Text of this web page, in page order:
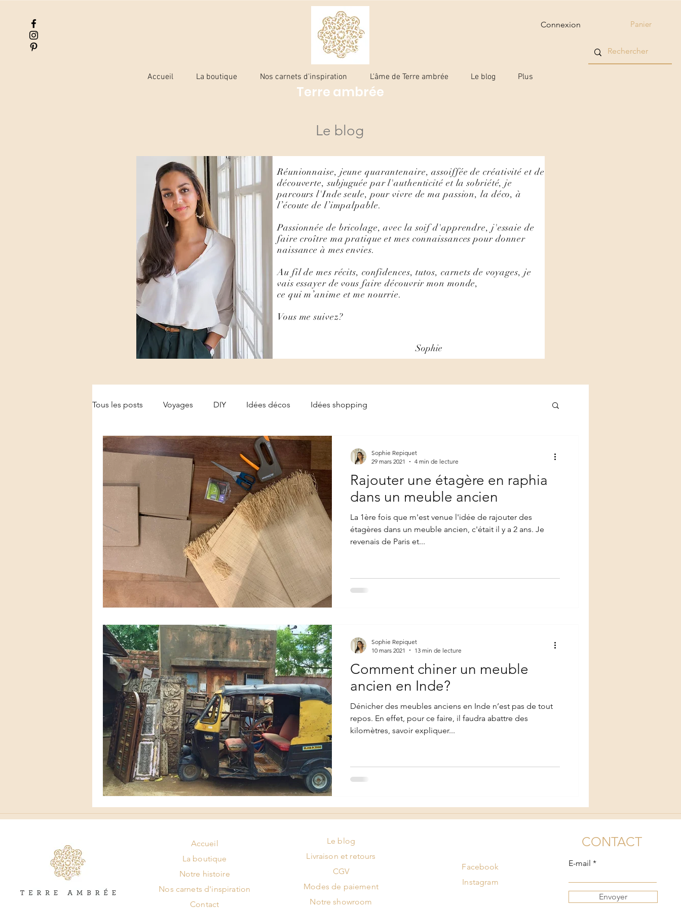
Panier
Connexion
Accueil La boutique Nos carnets d'inspiration L'âme de Terre ambrée Le blog Plus
Terre ambrée
Le blog
Sophie
Réunionnaise, jeune quarantenaire, assoiffée de créativité et de
découverte, subjuguée par l'authenticité et la sobriété, je
parcours l'Inde seule, pour vivre de ma passion, la déco, à
l’écoute de l’impalpable.
Passionnée de bricolage, avec la soif d'apprendre, j'essaie de
faire croître ma pratique et mes connaissances pour donner
naissance à mes envies.
Au fil de mes récits, confidences, tutos, carnets de voyages, je
vais essayer de vous faire découvrir mon monde,
ce qui m’anime et me nourrie.
Vous me suivez?
Tous les posts Voyages DIY Idées décos Idées shopping
Rajouter une étagère en raphia
dans un meuble ancien
La 1ère fois que m'est venue l'idée de rajouter des
étagères dans un meuble ancien, c'était il y a 2 ans. Je
revenais de Paris et...
Sophie Repiquet
29 mars 2021
4 min de lecture
Comment chiner un meuble
ancien en Inde?
Dénicher des meubles anciens en Inde n’est pas de tout
repos. En effet, pour ce faire, il faudra abattre des
kilomètres, savoir expliquer...
Sophie Repiquet
10 mars 2021
13 min de lecture
Accueil
La boutique
Notre histoire
Nos carnets d'inspiration
Contact
Le blog
Livraison et retours
CGV
Modes de paiement
Notre showroom
CONTACT
E-mail
Envoyer
Facebook
Instagram